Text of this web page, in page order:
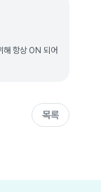
해 항상 ON 되어
목록